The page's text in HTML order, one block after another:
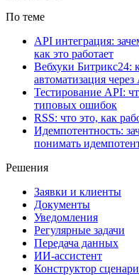
По теме
API интеграция:
как это работает
Вебхуки Битрикс24:
автоматизация через
Тестирование API:
типовых ошибок
RSS: что это, как
Идемпотентность:
понимать
Решения
Заявки и клиенты
Документы
Уведомления
Регулярные задачи
Передача данных
ИИ-ассистент
Конструктор